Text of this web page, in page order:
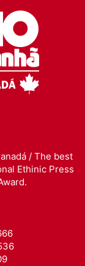
/ The best
Ethinic Press